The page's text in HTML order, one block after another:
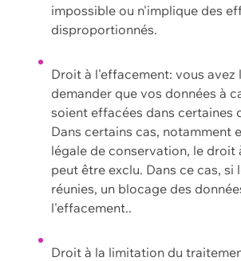
impossible ou n'implique des
disproportionnés.
Droit à l'effacement: vous avez
demander que vos données à
soient effacées dans certaines
Dans certains cas, notamment
légale de conservation, le droit
peut être exclu. Dans ce cas,
réunies, un blocage des
l'effacement..
Droit à la limitation du